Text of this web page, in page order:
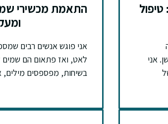
טיפול
אני
התאמת מכשירי
אני פוגש אנשים רבים
לאט, ואז פתאום הם שמים
בשיחות, מפספסים מילים,